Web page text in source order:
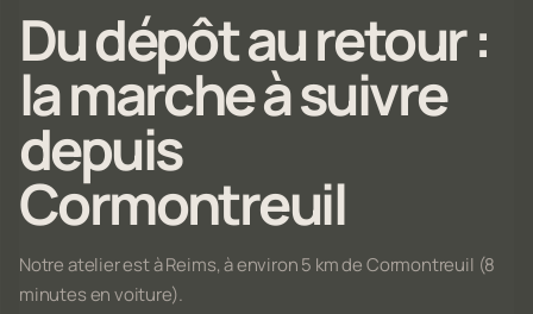
Du dépôt au retour :
la marche à suivre
depuis
Cormontreuil
Notre atelier est à Reims, à environ 5 km de Cormontreuil (8
minutes en voiture).